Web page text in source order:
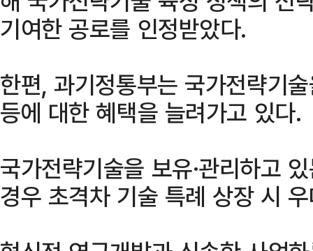
기여한 공로를 인정받았다.
한편, 과기정통부는 국가전략기
등에 대한 혜택을 늘려가고 있다.
국가전략기술을 보유·관리하고
경우 초격차 기술 특례 상장 시